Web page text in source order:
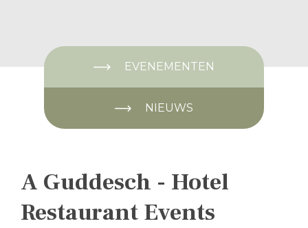
EVENEMENTEN
NIEUWS
A Guddesch - Hotel
Restaurant Events